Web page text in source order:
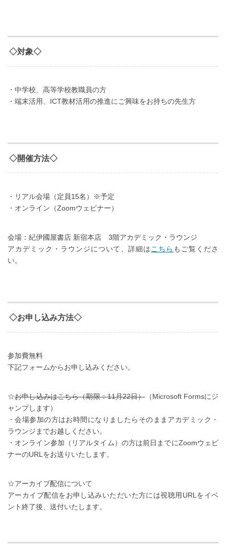
◇対象◇
・中学校、高等学校教職員の方
・端末活用、ICT教材活用の推進にご興味をお持ちの先生方
◇開催方法◇
・リアル会場（定員15名）※予定
・オンライン（Zoomウェビナー）
会場：紀伊國屋書店 新宿本店 3階アカデミック・ラウンジ
アカデミック・ラウンジについて、詳細は こちら もご覧くださ
い。
◇お申し込み方法◇
参加費無料
下記フォームからお申し込みください。
☆お申し込みはこちら（期限：11月22日）（Microsoft Formsにジ
ャンプします）
・会場参加の方はお時間になりましたらそのままアカデミック・
ラウンジまでお越しください。
・オンライン参加（リアルタイム）の方は前日までにZoomウェビ
ナーのURLをお送りいたします。
☆アーカイブ配信について
アーカイブ配信をお申し込みいただいた方には視聴用URLをイベ
ント終了後、送付いたします。